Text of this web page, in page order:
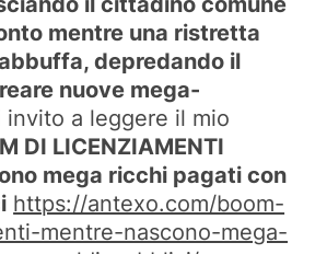
mentre una ristretta
depredando il
nuove mega-
invito a leggere il mio
DI LICENZIAMENTI
mega ricchi pagati con
https://antexo.com/boom-
mentre-nascono-mega-